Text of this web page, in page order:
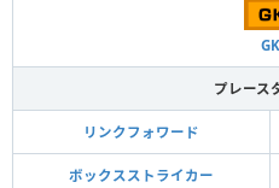
GK
プレース
リンクフォワード
ボックスストライカー